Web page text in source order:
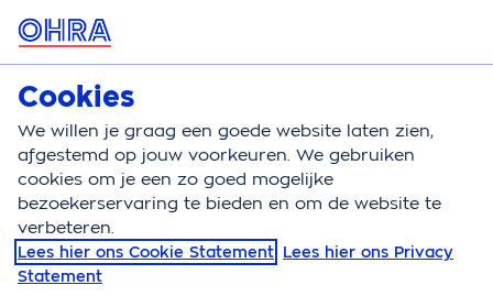
MENU
Doorlopende reisverzekering
Doorlopende reisverzekering Dekking
Dekking geld
Om verlies of diefstal van geld te verzekeren kun je
Cookies
We willen je graag een goede website laten zien,
afgestemd op jouw voorkeuren. We gebruiken
cookies om je een zo goed mogelijke
bezoekerservaring te bieden en om de website te
verbeteren.
Lees hier ons Cookie Statement Lees hier ons Privacy
Statement